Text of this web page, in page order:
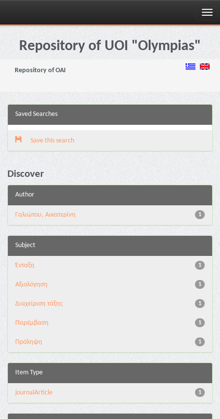
Skip
navigationRepository of UOI "Olympias"
Repository of OAI
Saved Searches
Save this search
Discover
Author
1
Γαλιώτου, Αικατερίνη
Subject
1
Ένταξη
1
Αξιολόγηση
1
Διαχείριση τάξης
1
Παρέμβαση
1
Πρόληψη
Item Type
1
journalArticle